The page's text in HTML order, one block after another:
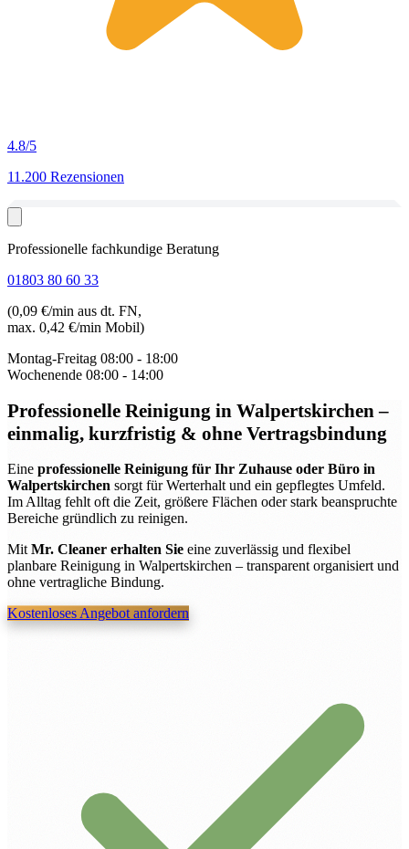
4.8/5
11.200 Rezensionen
Professionelle fachkundige Beratung
01803 80 60 33
(0,09 €/min aus dt. FN,
max. 0,42 €/min Mobil)
Montag-Freitag 08:00 - 18:00
Wochenende 08:00 - 14:00
Professionelle Reinigung in Walpertskirchen–
einmalig, kurzfristig & ohne Vertragsbindung
Eine professionelle Reinigung für Ihr Zuhause oder Büro in
Walpertskirchen sorgt für Werterhalt und ein gepflegtes Umfeld.
Im Alltag fehlt oft die Zeit, größere Flächen oder stark beanspruchte
Bereiche gründlich zu reinigen.
Mit Mr. Cleaner erhalten Sie eine zuverlässig und flexibel
planbare Reinigung in Walpertskirchen – transparent organisiert und
ohne vertragliche Bindung.
Kostenloses Angebot anfordern